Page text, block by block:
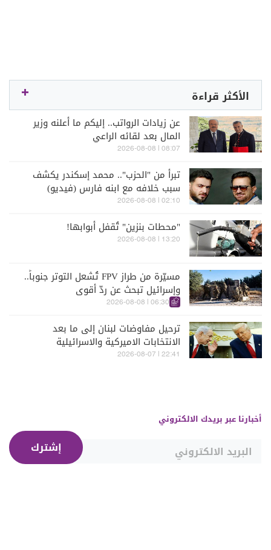
الأكثر قراءة
عن زيادات الرواتب.. إليكم ما أعلنه وزير
المال بعد لقائه الراعي
08:07 | 2026-08-08
تبرأ من "الحزب".. محمد إسكندر يكشف
سبب خلافه مع ابنه فارس (فيديو)
02:10 | 2026-08-08
"محطات بنزين" تُقفل أبوابها!
13:20 | 2026-08-08
مسيّرة من طراز FPV تُشعل التوتر جنوباً..
وإسرائيل تبحث عن ردّ أقوى
06:30 | 2026-08-08
ترحيل مفاوضات لبنان إلى ما بعد
الانتخابات الاميركية والاسرائيلية
22:41 | 2026-08-07
أخبارنا عبر بريدك الالكتروني
إشترك